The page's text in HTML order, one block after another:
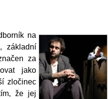
na
základní
za
jako
zločinec
že jej